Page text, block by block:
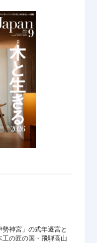
神宮」の式年遷宮と
の匠の国・飛騨高山